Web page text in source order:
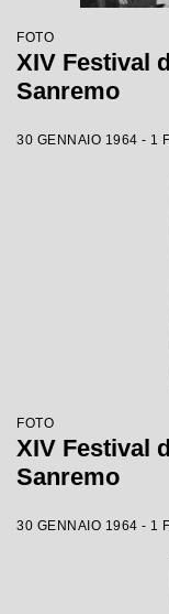
FOTO
XIV Festival
Sanremo
30 GENNAIO 1964 - 1
FOTO
XIV Festival
Sanremo
30 GENNAIO 1964 - 1